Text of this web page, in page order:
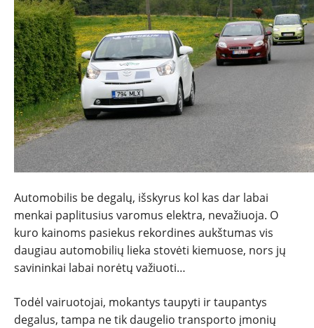
NAUJIENOS
TESTAI
Automobilis be degalų, išskyrus kol kas dar labai
menkai paplitusius varomus elektra, nevažiuoja. O
kuro kainoms pasiekus rekordines aukštumas vis
daugiau automobilių lieka stovėti kiemuose, nors jų
savininkai labai norėtų važiuoti…
Todėl vairuotojai, mokantys taupyti ir taupantys
degalus, tampa ne tik daugelio transporto įmonių